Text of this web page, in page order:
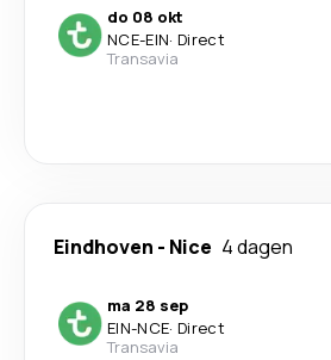
do 08 okt
NCE-EIN· Direct
Transavia
Eindhoven - Nice 4 dagen
ma 28 sep
EIN-NCE· Direct
Transavia